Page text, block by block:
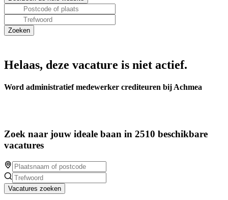
Helaas, deze vacature is niet actief.
Word administratief medewerker crediteuren bij Achmea
Zoek naar jouw ideale baan in 2510 beschikbare
vacatures
Vacatures zoeken